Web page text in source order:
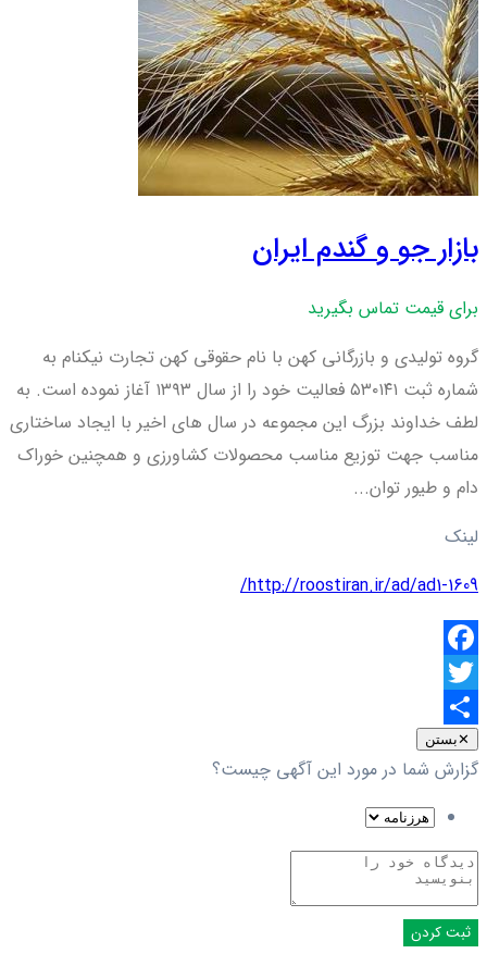
بازار جو و گندم ایران
برای قیمت تماس بگیرید
گروه تولیدی و بازرگانی کهن با نام حقوقی کهن تجارت نیکنام به
شماره ثبت ۵۳۰۱۴۱ فعالیت خود را از سال ۱۳۹۳ آغاز نموده است. به
لطف خداوند بزرگ این مجموعه در سال های اخیر با ایجاد ساختاری
مناسب جهت توزیع مناسب محصولات کشاورزی و همچنین خوراک
دام و طیور توان...
لینک
http://roostiran.ir/ad/ad1-1609/
Facebook
Twitter
اشتراک
گذاری
✕بستن
گزارش شما در مورد این آگهی چیست؟
ثبت کردن